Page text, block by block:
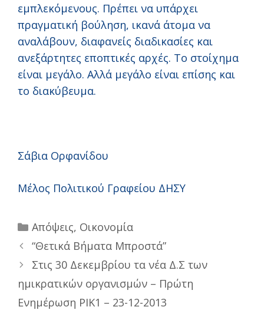
εμπλεκόμενους. Πρέπει να υπάρχει
πραγματική βούληση, ικανά άτομα να
αναλάβουν, διαφανείς διαδικασίες και
ανεξάρτητες εποπτικές αρχές. Το στοίχημα
είναι μεγάλο. Αλλά μεγάλο είναι επίσης και
το διακύβευμα.
Σάβια Ορφανίδου
Μέλος Πολιτικού Γραφείου ΔΗΣΥ
Categories
Απόψεις, Οικονομία
“Θετικά Βήματα Μπροστά”
Στις 30 Δεκεμβρίου τα νέα Δ.Σ των
ημικρατικών οργανισμών – Πρώτη
Ενημέρωση ΡΙΚ1 – 23-12-2013